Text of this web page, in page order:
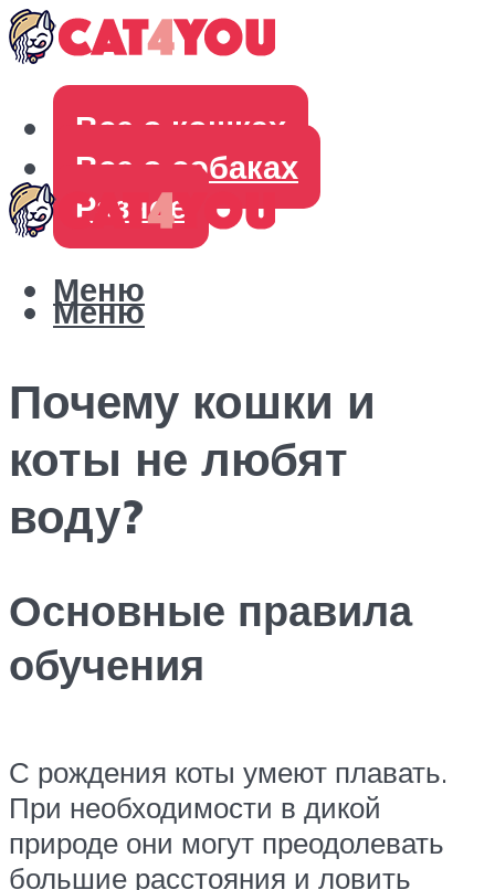
Все о кошках
Все о собаках
Разное
Меню
Меню
Почему кошки и
коты не любят
воду?
Основные правила
обучения
С рождения коты умеют плавать.
При необходимости в дикой
природе они могут преодолевать
большие расстояния и ловить